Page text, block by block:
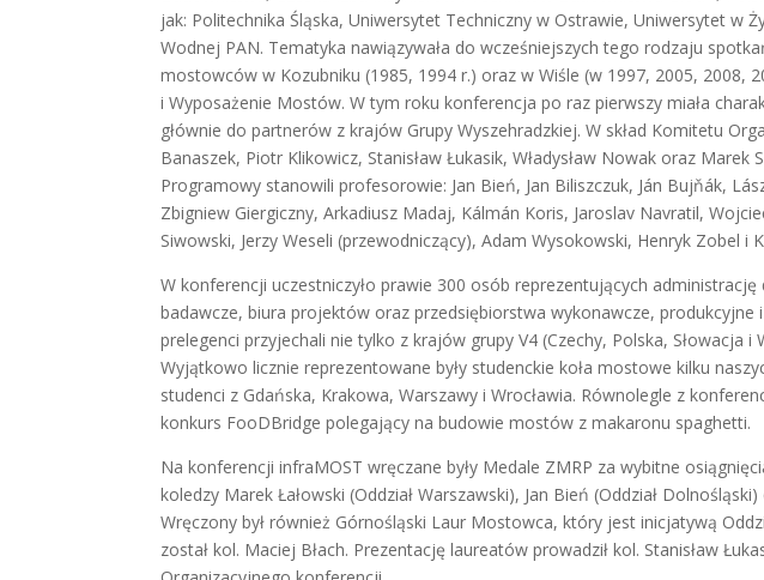
jak: Politechnika Śląska, Uniwersytet Techniczny w Ostrawie, Uniwersytet w
Wodnej PAN. Tematyka nawiązywała do wcześniejszych tego rodzaju
mostowców w Kozubniku (1985, 1994 r.) oraz w Wiśle (w 1997, 2005, 2008,
i Wyposażenie Mostów. W tym roku konferencja po raz pierwszy miała
głównie do partnerów z krajów Grupy Wyszehradzkiej. W skład Komitetu
Banaszek, Piotr Klikowicz, Stanisław Łukasik, Władysław Nowak oraz
Programowy stanowili profesorowie: Jan Bień, Jan Biliszczuk, Ján Bujňák,
Zbigniew Giergiczny, Arkadiusz Madaj, Kálmán Koris, Jaroslav Navratil,
Siwowski, Jerzy Weseli (przewodniczący), Adam Wysokowski, Henryk Zobel i
W konferencji uczestniczyło prawie 300 osób reprezentujących
badawcze, biura projektów oraz przedsiębiorstwa wykonawcze, produkcyjne
prelegenci przyjechali nie tylko z krajów grupy V4 (Czechy, Polska, Słowacja i
Wyjątkowo licznie reprezentowane były studenckie koła mostowe kilku
studenci z Gdańska, Krakowa, Warszawy i Wrocławia. Równolegle z
konkurs FooDBridge polegający na budowie mostów z makaronu spaghetti.
Na konferencji infraMOST wręczane były Medale ZMRP za wybitne
koledzy Marek Łałowski (Oddział Warszawski), Jan Bień (Oddział
Wręczony był również Górnośląski Laur Mostowca, który jest inicjatywą
został kol. Maciej Błach. Prezentację laureatów prowadził kol. Stanisław